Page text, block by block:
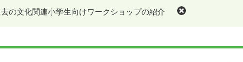
の文化関連小学生向けワークショップの紹介